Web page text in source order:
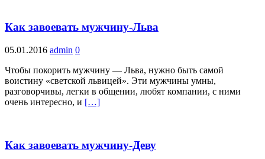
Как завоевать мужчину-Льва
05.01.2016 admin 0
Чтобы покорить мужчину — Льва, нужно быть самой
воистину «светской львицей». Эти мужчины умны,
разговорчивы, легки в общении, любят компании, с ними
очень интересно, и […]
Как завоевать мужчину-Деву